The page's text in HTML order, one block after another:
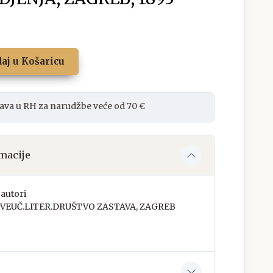
u Košaricu
u RH za narudžbe veće od 70 €
ZASTAVA, ZAGREB